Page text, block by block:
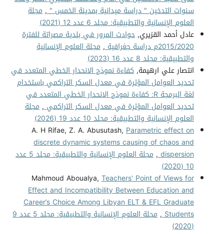
سنوات التدخين " دراسة ميدانية بمدينة الخمس ", مجلة
العلوم الإنسانية والتطبيقية: مجلد 6 عدد 12 (2021)
عادل أحمد القزيري, حوادث المرور في بلدية مصراتة للفترة
2015/2020م دراسة جغرافية
, مجلة العلوم الإنسانية
والتطبيقية: مجلد 8 عدد 16 (2023)
انتصار علي ارهيمة, كفاءة نموذج الانحدار الخطي المتعدد في
تحديد العوامل المؤثرة في معدل السكر التراكمي باستخدام
لغة البرمجة R: كفاءة نموذج الانحدار الخطي المتعدد في
تحديد العوامل المؤثرة في معدل السكر التراكمي, مجلة
العلوم الإنسانية والتطبيقية: مجلد 10 عدد 19 (2026)
A. H Rifae, Z. A. Abusutash,Parametric effect on
discrete dynamic systems causing of chaos and
dispersion
,
مجلة العلوم الإنسانية والتطبيقية: مجلد 5 عدد
10 (2020)
Mahmoud Aboualya,Teachers' Point of Views for
Effect and Incompatibility Between Education and
Career’s Choice Among Libyan ELT & EFL Graduate
Students
,
مجلة العلوم الإنسانية والتطبيقية: مجلد 5 عدد 9
(2020)